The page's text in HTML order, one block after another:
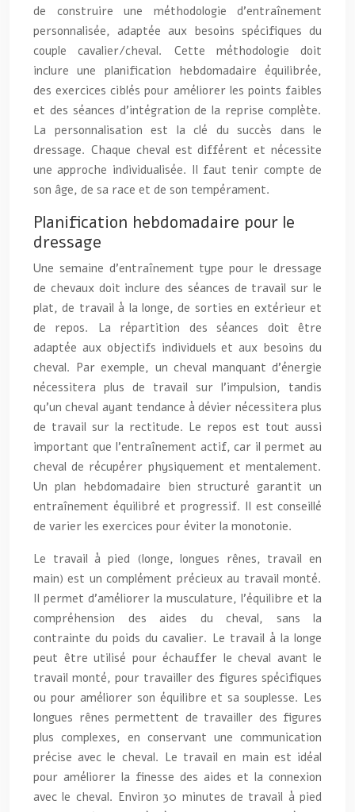
de construire une méthodologie d’entraînement
personnalisée, adaptée aux besoins spécifiques du
couple cavalier/cheval. Cette méthodologie doit
inclure une planification hebdomadaire équilibrée,
des exercices ciblés pour améliorer les points faibles
et des séances d’intégration de la reprise complète.
La personnalisation est la clé du succès dans le
dressage. Chaque cheval est différent et nécessite
une approche individualisée. Il faut tenir compte de
son âge, de sa race et de son tempérament.
Planification hebdomadaire pour le
dressage
Une semaine d’entraînement type pour le dressage
de chevaux doit inclure des séances de travail sur le
plat, de travail à la longe, de sorties en extérieur et
de repos. La répartition des séances doit être
adaptée aux objectifs individuels et aux besoins du
cheval. Par exemple, un cheval manquant d’énergie
nécessitera plus de travail sur l’impulsion, tandis
qu’un cheval ayant tendance à dévier nécessitera plus
de travail sur la rectitude. Le repos est tout aussi
important que l’entraînement actif, car il permet au
cheval de récupérer physiquement et mentalement.
Un plan hebdomadaire bien structuré garantit un
entraînement équilibré et progressif. Il est conseillé
de varier les exercices pour éviter la monotonie.
Le travail à pied (longe, longues rênes, travail en
main) est un complément précieux au travail monté.
Il permet d’améliorer la musculature, l’équilibre et la
compréhension des aides du cheval, sans la
contrainte du poids du cavalier. Le travail à la longe
peut être utilisé pour échauffer le cheval avant le
travail monté, pour travailler des figures spécifiques
ou pour améliorer son équilibre et sa souplesse. Les
longues rênes permettent de travailler des figures
plus complexes, en conservant une communication
précise avec le cheval. Le travail en main est idéal
pour améliorer la finesse des aides et la connexion
avec le cheval. Environ 30 minutes de travail à pied